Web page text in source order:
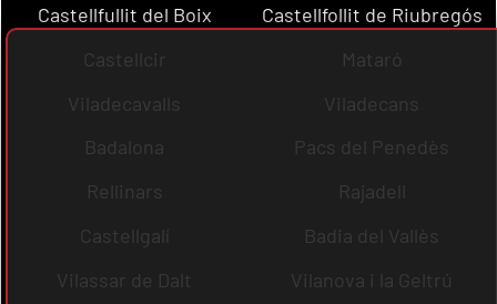
Castellfullit del Boix
Castellfollit de Riubregós
Castellcir
Mataró
Viladecavalls
Viladecans
Badalona
Pacs del Penedès
Rellinars
Rajadell
Castellgalí
Badia del Vallès
Vilassar de Dalt
Vilanova i la Geltrú